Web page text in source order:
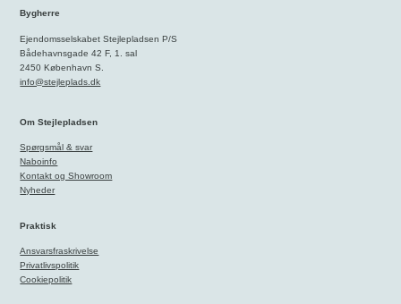
Bygherre
Ejendomsselskabet Stejlepladsen P/S
Bådehavnsgade 42 F, 1. sal
2450 København S.
info@stejleplads.dk
Om Stejlepladsen
Spørgsmål & svar
Naboinfo
Kontakt og Showroom
Nyheder
Praktisk
Ansvarsfraskrivelse
Privatlivspolitik
Cookiepolitik